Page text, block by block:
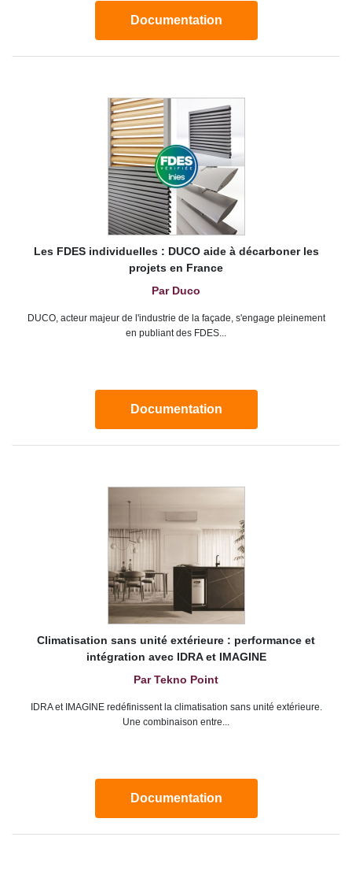
Documentation
Les FDES individuelles : DUCO aide à décarboner les
projets en France
Par Duco
DUCO, acteur majeur de l'industrie de la façade, s'engage pleinement
en publiant des FDES...
Documentation
Climatisation sans unité extérieure : performance et
intégration avec IDRA et IMAGINE
Par Tekno Point
IDRA et IMAGINE redéfinissent la climatisation sans unité extérieure.
Une combinaison entre...
Documentation